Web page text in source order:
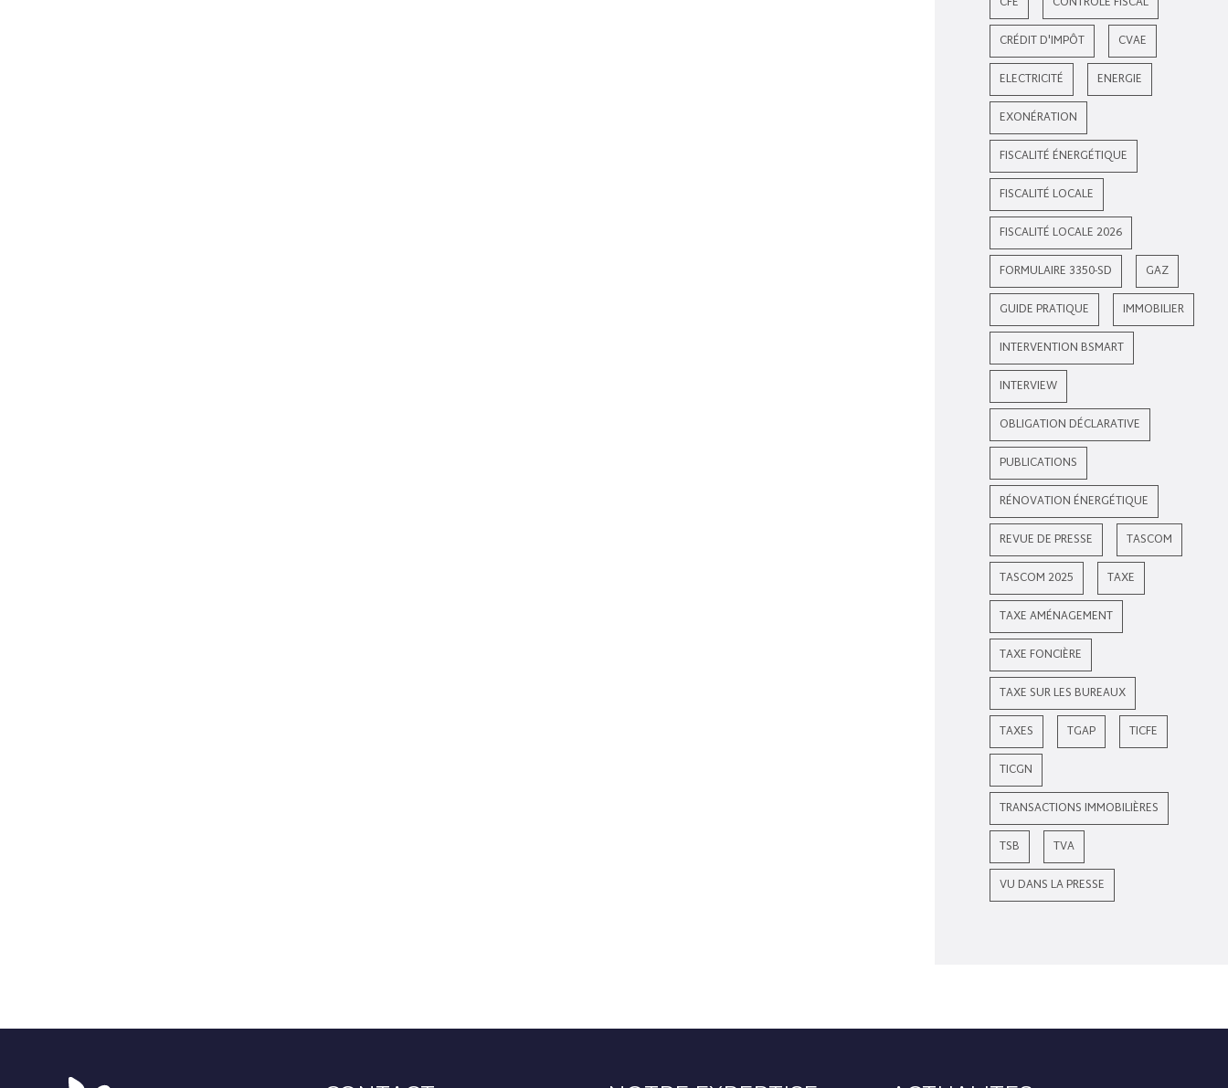
CRÉDIT D'IMPÔT
CVAE
ELECTRICITÉ
ENERGIE
EXONÉRATION
FISCALITÉ ÉNERGÉTIQUE
FISCALITÉ LOCALE
FISCALITÉ LOCALE 2026
FORMULAIRE 3350-SD
GAZ
GUIDE PRATIQUE
IMMOBILIER
INTERVENTION BSMART
INTERVIEW
OBLIGATION DÉCLARATIVE
PUBLICATIONS
RÉNOVATION ÉNERGÉTIQUE
REVUE DE PRESSE
TASCOM
TASCOM 2025
TAXE
TAXE AMÉNAGEMENT
TAXE FONCIÈRE
TAXE SUR LES BUREAUX
TAXES
TGAP
TICFE
TICGN
TRANSACTIONS IMMOBILIÈRES
TSB
TVA
VU DANS LA PRESSE